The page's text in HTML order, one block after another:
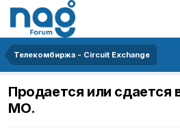
Телекомбиржа - Circuit Exchange
Продается или сдается
МО.